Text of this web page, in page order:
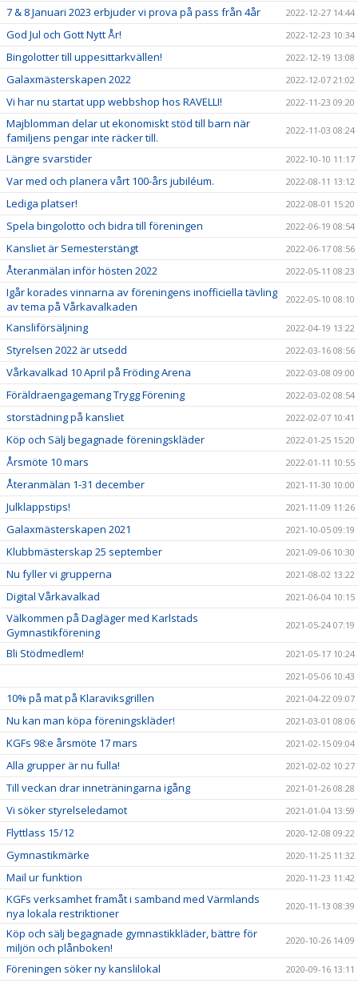
7 & 8 Januari 2023 erbjuder vi prova på pass från 4år 2022-12-27 14:44
God Jul och Gott Nytt År! 2022-12-23 10:34
Bingolotter till uppesittarkvällen! 2022-12-19 13:08
Galaxmästerskapen 2022 2022-12-07 21:02
Vi har nu startat upp webbshop hos RAVELLI! 2022-11-23 09:20
Majblomman delar ut ekonomiskt stöd till barn när
familjens pengar inte räcker till.
2022-11-03 08:24
Längre svarstider 2022-10-10 11:17
Var med och planera vårt 100-års jubiléum. 2022-08-11 13:12
Lediga platser! 2022-08-01 15:20
Spela bingolotto och bidra till föreningen 2022-06-19 08:54
Kansliet är Semesterstängt 2022-06-17 08:56
Återanmälan inför hösten 2022 2022-05-11 08:23
Igår korades vinnarna av föreningens inofficiella tävling
av tema på Vårkavalkaden
2022-05-10 08:10
Kansliförsäljning 2022-04-19 13:22
Styrelsen 2022 är utsedd 2022-03-16 08:56
Vårkavalkad 10 April på Fröding Arena 2022-03-08 09:00
Föräldraengagemang Trygg Förening 2022-03-02 08:54
storstädning på kansliet 2022-02-07 10:41
Köp och Sälj begagnade föreningskläder 2022-01-25 15:20
Årsmöte 10 mars 2022-01-11 10:55
Återanmälan 1-31 december 2021-11-30 10:00
Julklappstips! 2021-11-09 11:26
Galaxmästerskapen 2021 2021-10-05 09:19
Klubbmästerskap 25 september 2021-09-06 10:30
Nu fyller vi grupperna 2021-08-02 13:22
Digital Vårkavalkad 2021-06-04 10:15
Välkommen på Dagläger med Karlstads
Gymnastikförening
2021-05-24 07:19
Bli Stödmedlem!
2021-05-17 10:24
2021-05-06 10:43
10% på mat på Klaraviksgrillen 2021-04-22 09:07
Nu kan man köpa föreningskläder! 2021-03-01 08:06
KGFs 98:e årsmöte 17 mars 2021-02-15 09:04
Alla grupper är nu fulla! 2021-02-02 10:27
Till veckan drar inneträningarna igång 2021-01-26 08:28
Vi söker styrelseledamot 2021-01-04 13:59
Flyttlass 15/12 2020-12-08 09:22
Gymnastikmärke 2020-11-25 11:32
Mail ur funktion 2020-11-23 11:42
KGFs verksamhet framåt i samband med Värmlands
nya lokala restriktioner
2020-11-13 08:39
Köp och sälj begagnade gymnastikkläder, bättre för
miljön och plånboken!
2020-10-26 14:09
Föreningen söker ny kanslilokal 2020-09-16 13:11